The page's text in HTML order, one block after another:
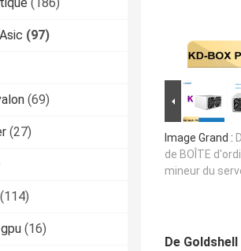
(97)
(69)
(27)
(114)
(16)
Image Grand :
de BOÎTE
mineur du
De